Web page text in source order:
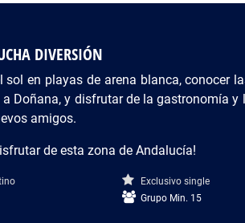
DIVERSIÓN
sol en playas de arena blanca, conocer
Doñana, y disfrutar de la gastronomía y
amigos.
de esta zona de Andalucía!
Exclusivo single
Grupo Min. 15